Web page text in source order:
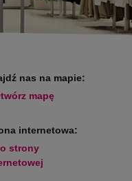
nas na mapie:
mapę
internetowa:
strony